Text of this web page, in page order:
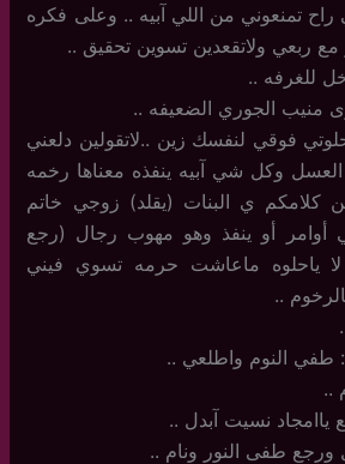
راح تمنعوني من اللي آبيه .. وعلى فكره
ربعي ولاتقعدين تسوين تحقيق ..
للغرفه ..
الجوري الضعيفه ..
فوقي لنفسك زين ..لاتقولين دلعني
وكل شي آبيه ينفذه معناها رخمه
كلامكم ي البنات (يقلد) زوجي خاتم
أوامر أو ينفذ وهو مهوب رجال (رجع
لا ياحلوه ماعاشت حرمه تسوي فيني
..
طفي النوم واطلعي ..
..
ياامجاد نسيت آبدل ..
ورجع طفى النور ونام ..